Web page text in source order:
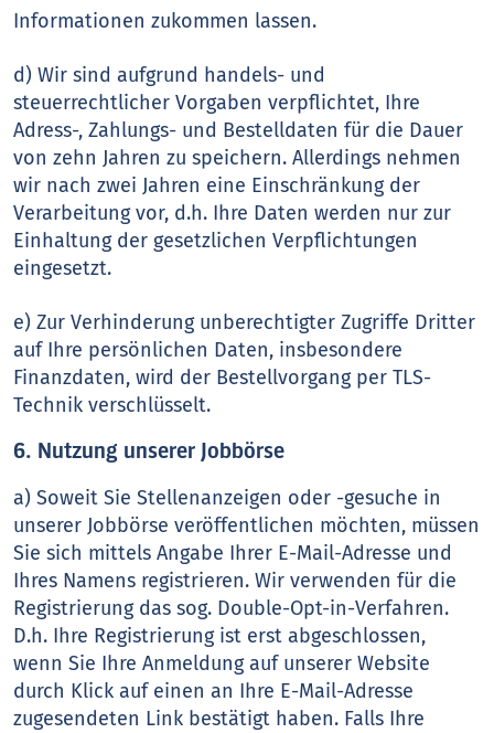
Informationen zukommen lassen.
d) Wir sind aufgrund handels- und
steuerrechtlicher Vorgaben verpflichtet, Ihre
Adress-, Zahlungs- und Bestelldaten für die Dauer
von zehn Jahren zu speichern. Allerdings nehmen
wir nach zwei Jahren eine Einschränkung der
Verarbeitung vor, d.h. Ihre Daten werden nur zur
Einhaltung der gesetzlichen Verpflichtungen
eingesetzt.
e) Zur Verhinderung unberechtigter Zugriffe Dritter
auf Ihre persönlichen Daten, insbesondere
Finanzdaten, wird der Bestellvorgang per TLS-
Technik verschlüsselt.
6. Nutzung unserer Jobbörse
a) Soweit Sie Stellenanzeigen oder -gesuche in
unserer Jobbörse veröffentlichen möchten, müssen
Sie sich mittels Angabe Ihrer E-Mail-Adresse und
Ihres Namens registrieren. Wir verwenden für die
Registrierung das sog. Double-Opt-in-Verfahren.
D.h. Ihre Registrierung ist erst abgeschlossen,
wenn Sie Ihre Anmeldung auf unserer Website
durch Klick auf einen an Ihre E-Mail-Adresse
zugesendeten Link bestätigt haben. Falls Ihre